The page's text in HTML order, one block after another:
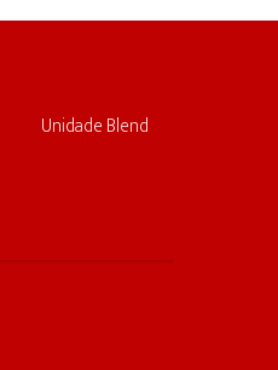
Unidade Blend